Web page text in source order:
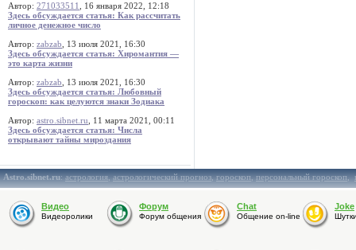
Автор: 271033511
, 16 января 2022, 12:18
Здесь обсуждается статья: Как рассчитать
личное денежное число
Автор: zabzab , 13 июля 2021, 16:30
Здесь обсуждается статья: Хиромантия —
это карта жизни
Автор: zabzab , 13 июля 2021, 16:30
Здесь обсуждается статья: Любовный
гороскоп: как целуются знаки Зодиака
Автор: astro.sibnet.ru , 11 марта 2021, 00:11
Здесь обсуждается статья: Числа
открывают тайны мироздания
Astro.sibnet.ru:астрология,астрологический прогноз,гороскоп,персональный гороскоп,
Видео
Видеоролики
Форум
Форум общения
Chat
Общение on-line
Joke